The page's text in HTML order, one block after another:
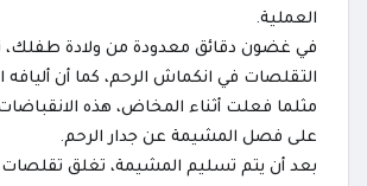
العملية.
في غضون دقائق معدودة من ولادة
التقلصات في انكماش الرحم، كما أن
مثلما فعلت أثناء المخاض، هذه
على فصل المشيمة عن جدار الرحم.
بعد أن يتم تسليم المشيمة، تغلق تقلصات